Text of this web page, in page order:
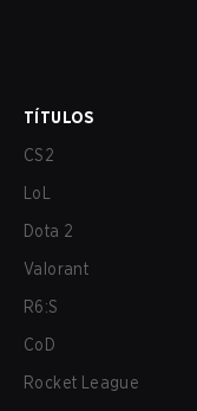
TÍTULOS
CS2
LoL
Dota 2
Valorant
R6:S
CoD
Rocket League